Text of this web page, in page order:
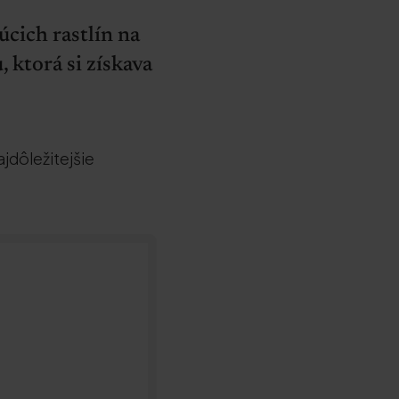
rastlín na
ktorá si získava